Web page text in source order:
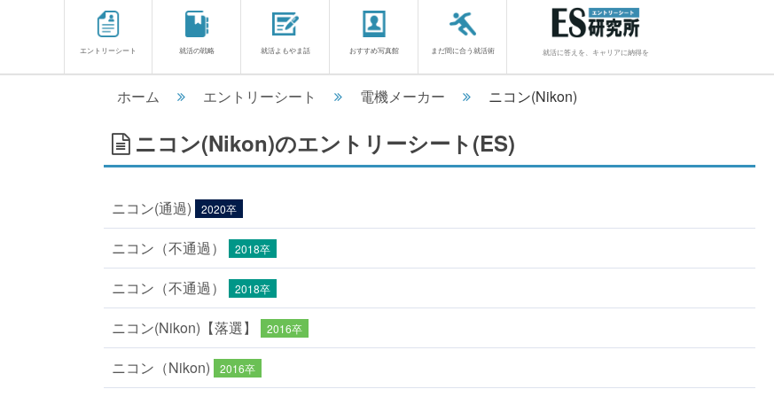
エントリーシート 就活の戦略 就活よもやま話 おすすめ写真館 まだ間に合う就活術 就活に答えを、キャリアに納得を
ホーム エントリーシート 電機メーカー ニコン(Nikon)
ニコン(Nikon)のエントリーシート(ES)
ニコン(通過) 2020卒
ニコン（不通過） 2018卒
ニコン（不通過） 2018卒
ニコン(Nikon)【落選】 2016卒
ニコン（Nikon) 2016卒